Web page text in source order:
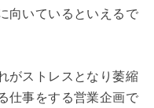
向いているといえるで
がストレスとなり萎縮
仕事をする営業企画で